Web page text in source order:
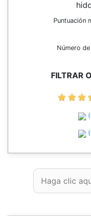
Puntuación
Número
FILTRAR
Haga clic